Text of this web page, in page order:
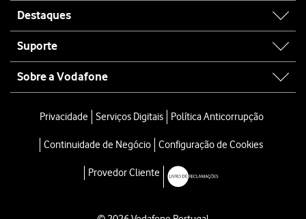
Destaques
Suporte
Sobre a Vodafone
Privacidade Serviços Digitais Política Anticorrupção
Continuidade de Negócio Configuração de Cookies
Provedor Cliente